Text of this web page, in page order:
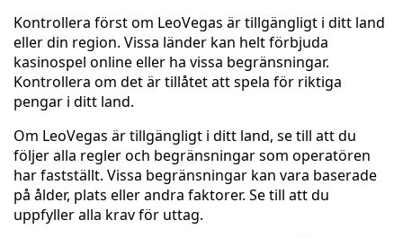
Kontrollera först om LeoVegas är tillgängligt i ditt land
eller din region. Vissa länder kan helt förbjuda
kasinospel online eller ha vissa begränsningar.
Kontrollera om det är tillåtet att spela för riktiga
pengar i ditt land.
Om LeoVegas är tillgängligt i ditt land, se till att du
följer alla regler och begränsningar som operatören
har fastställt. Vissa begränsningar kan vara baserade
på ålder, plats eller andra faktorer. Se till att du
uppfyller alla krav för uttag.